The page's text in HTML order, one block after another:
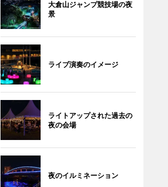
大倉山ジャンプ競技場の夜
景
ライブ演奏のイメージ
ライトアップされた過去の
夜の会場
夜のイルミネーション